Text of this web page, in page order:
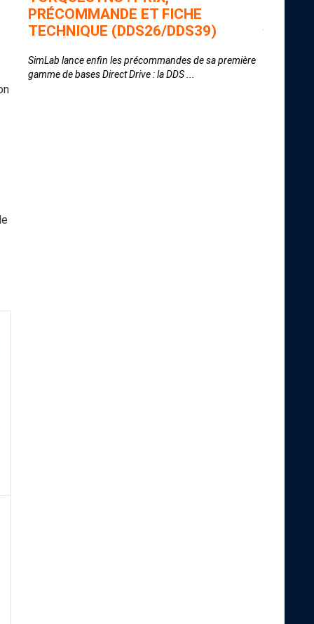
PRÉCOMMANDE ET FICHE
TECHNIQUE (DDS26/DDS39)
SimLab lance enfin les précommandes de sa première
gamme de bases Direct Drive : la DDS ...